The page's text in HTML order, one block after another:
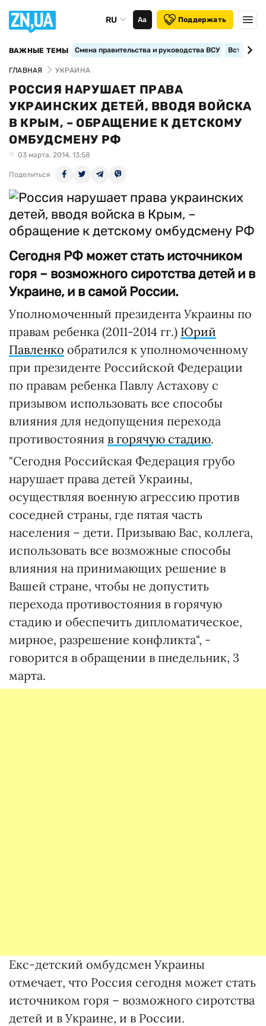
RU Аа Поддержать
ВАЖНЫЕ ТЕМЫ Смена правительства и руководства ВСУ
ГЛАВНАЯ УКРАИНА
РОССИЯ НАРУШАЕТ ПРАВА
УКРАИНСКИХ ДЕТЕЙ, ВВОДЯ ВОЙСКА
В КРЫМ, – ОБРАЩЕНИЕ К ДЕТСКОМУ
ОМБУДСМЕНУ РФ
03 марта, 2014, 13:58
Поделиться
Сегодня РФ может стать источником
горя – возможного сиротства детей и в
Украине, и в самой России.
Уполномоченный президента Украины по
правам ребенка (2011-2014 гг.) Юрий
Павленко обратился к уполномоченному
при президенте Российской Федерации
по правам ребенка Павлу Астахову с
призывом использовать все способы
влияния для недопущения перехода
противостояния в горячую стадию.
"Сегодня Российская Федерация грубо
нарушает права детей Украины,
осуществляя военную агрессию против
соседней страны, где пятая часть
населения – дети. Призываю Вас, коллега,
использовать все возможные способы
влияния на принимающих решение в
Вашей стране, чтобы не допустить
перехода противостояния в горячую
стадию и обеспечить дипломатическое,
мирное, разрешение конфликта", -
говорится в обращении в пнедельник, 3
марта.
Екс-детский омбудсмен Украины
отмечает, что Россия сегодня может стать
источником горя – возможного сиротства
детей и в Украине, и в России.